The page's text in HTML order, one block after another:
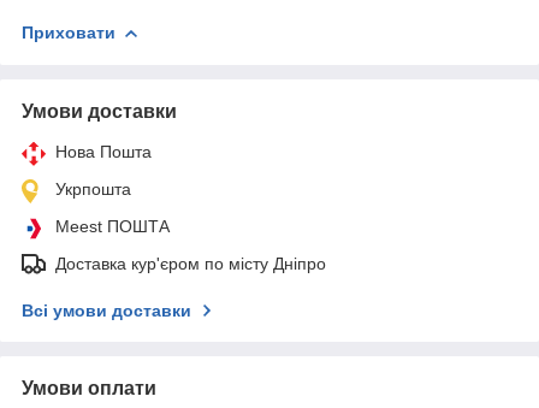
Приховати
Умови доставки
Нова Пошта
Укрпошта
Meest ПОШТА
Доставка кур'єром по місту Дніпро
Всі умови доставки
Умови оплати